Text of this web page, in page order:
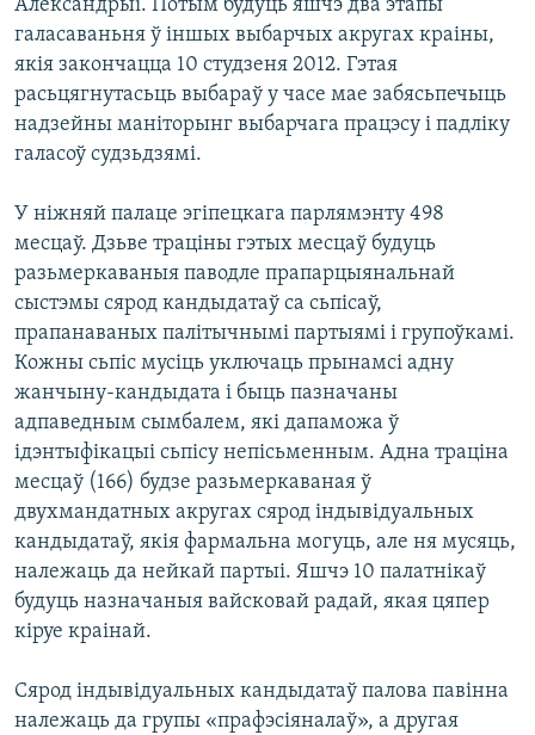
Александрыі. Потым будуць яшчэ два этапы
галасаваньня ў іншых выбарчых акругах краіны,
якія закончацца 10 студзеня 2012. Гэтая
расьцягнутасьць выбараў у часе мае забясьпечыць
надзейны маніторынг выбарчага працэсу і падліку
галасоў судзьдзямі.
У ніжняй палаце эгіпецкага парлямэнту 498
месцаў. Дзьве траціны гэтых месцаў будуць
разьмеркаваныя паводле прапарцыянальнай
сыстэмы сярод кандыдатаў са сьпісаў,
прапанаваных палітычнымі партыямі і групоўкамі.
Кожны сьпіс мусіць уключаць прынамсі адну
жанчыну-кандыдата і быць пазначаны
адпаведным сымбалем, які дапаможа ў
ідэнтыфікацыі сьпісу непісьменным. Адна траціна
месцаў (166) будзе разьмеркаваная ў
двухмандатных акругах сярод індывідуальных
кандыдатаў, якія фармальна могуць, але ня мусяць,
належаць да нейкай партыі. Яшчэ 10 палатнікаў
будуць назначаныя вайсковай радай, якая цяпер
кіруе краінай.
Сярод індывідуальных кандыдатаў палова павінна
належаць да групы «прафэсіяналаў», а другая